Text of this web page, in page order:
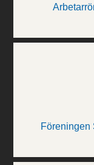
Föreningen